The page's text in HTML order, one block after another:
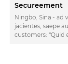
Secureement
Ningbo, Sina - ad
jacientes, saepe
customers: "Quid